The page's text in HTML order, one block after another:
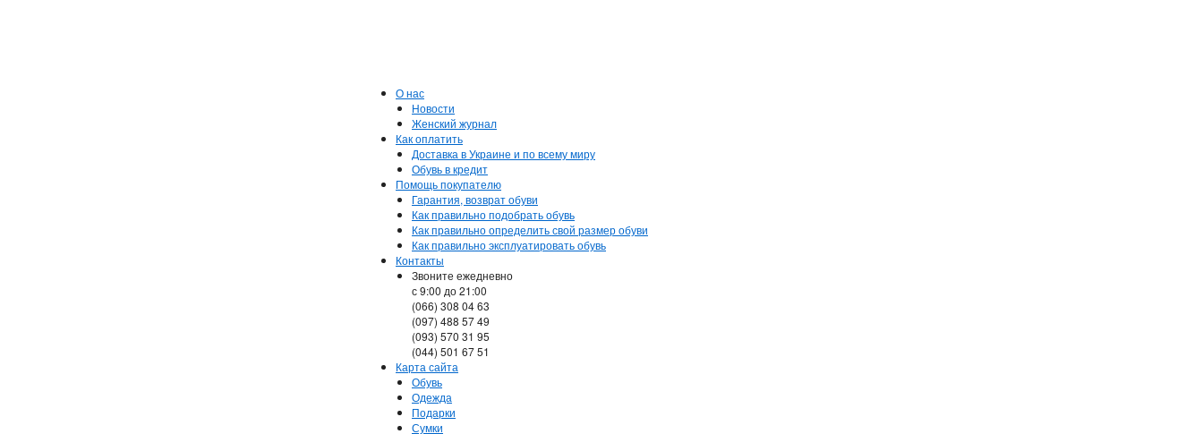
О нас
Новости
Женский журнал
Как оплатить
Доставка в Украине и по всему миру
Обувь в кредит
Помощь покупателю
Гарантия, возврат обуви
Как правильно подобрать обувь
Как правильно определить свой размер обуви
Как правильно эксплуатировать обувь
Контакты
Звоните ежедневно
с 9:00 до 21:00
(066) 308 04 63
(097) 488 57 49
(093) 570 31 95
(044) 501 67 51
Карта сайта
Обувь
Одежда
Подарки
Сумки